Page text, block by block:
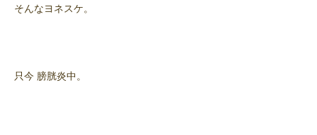
そんなヨネスケ。
只今 膀胱炎中。